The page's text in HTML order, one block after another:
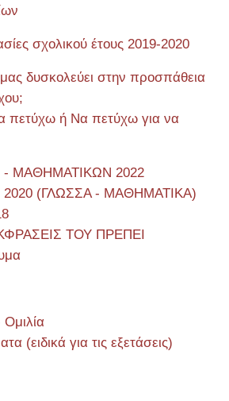
σχολικού έτους 2019-2020
μας δυσκολεύει στην προσπάθεια
πετύχω ή Να πετύχω για να
ΜΑΘΗΜΑΤΙΚΩΝ 2022
(ΓΛΩΣΣΑ - ΜΑΘΗΜΑΤΙΚΑ)
ΤΟΥ ΠΡΕΠΕΙ
(ειδικά για τις εξετάσεις)